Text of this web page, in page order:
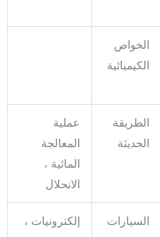
الخواص
الكيميائية
الطريقة
الحديثة
عملية
المعالجة
المائية ،
الانحلال
السيارات
إلكترونيات ،